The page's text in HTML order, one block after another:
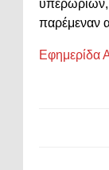
υπερωριών,
παρέμεναν
Εφημερίδα